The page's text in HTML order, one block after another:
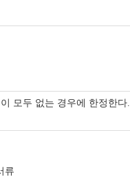
모두 없는 경우에 한정한다.
류